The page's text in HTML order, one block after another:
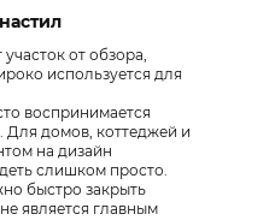
от обзора,
используется для
воспринимается
Для домов, коттеджей и
на дизайн
слишком просто.
быстро закрыть
является главным